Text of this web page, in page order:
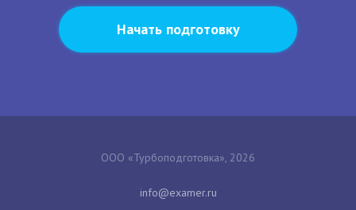
Начать подготовку
ООО «Турбоподготовка», 2026